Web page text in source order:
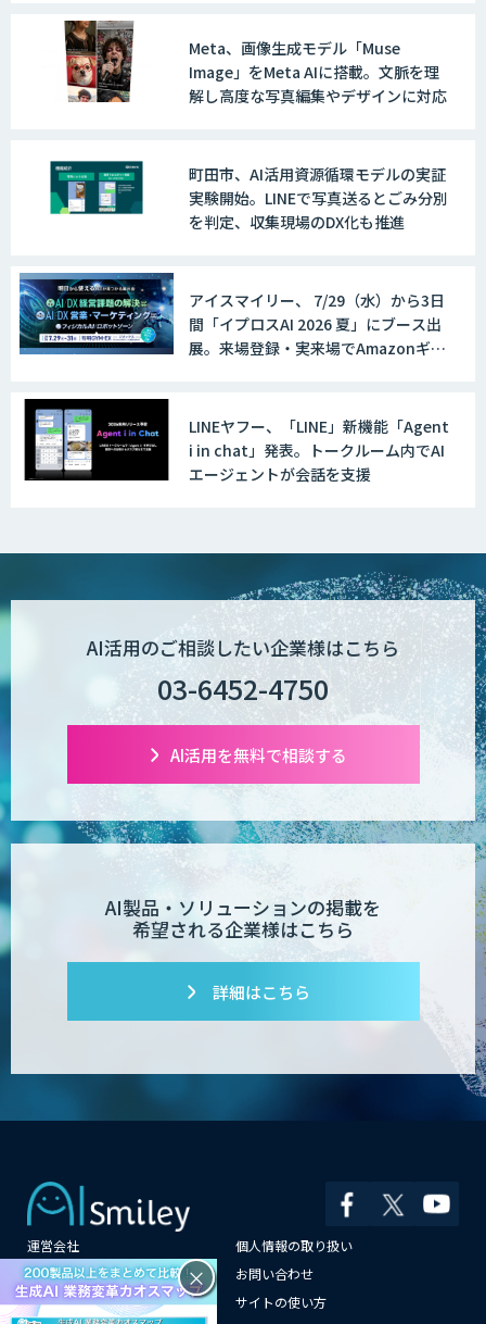
Meta、画像生成モデル「Muse
Image」をMeta AIに搭載。文脈を理
解し高度な写真編集やデザインに対応
町田市、AI活用資源循環モデルの実証
実験開始。LINEで写真送るとごみ分別
を判定、収集現場のDX化も推進
アイスマイリー、 7/29（水）から3日
間「イプロスAI 2026 夏」にブース出
展。来場登録・実来場でAmazonギフ
LINEヤフー、「LINE」新機能「Agent
i in chat」発表。トークルーム内でAI
エージェントが会話を支援
AI活用のご相談したい企業様はこちら
03-6452-4750
AI活用を無料で相談する
AI製品・ソリューションの掲載を
希望される企業様はこちら
詳細はこちら
運営会社
個人情報の取り扱い
よくある質問
お問い合わせ
メールマガジン登録
サイトの使い方
×